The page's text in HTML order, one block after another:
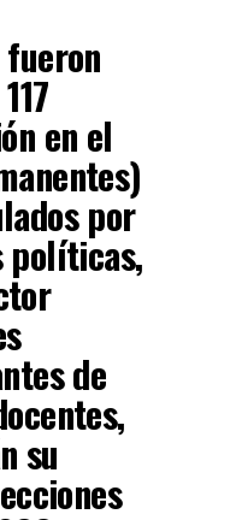
en el
por
políticas,
de
su